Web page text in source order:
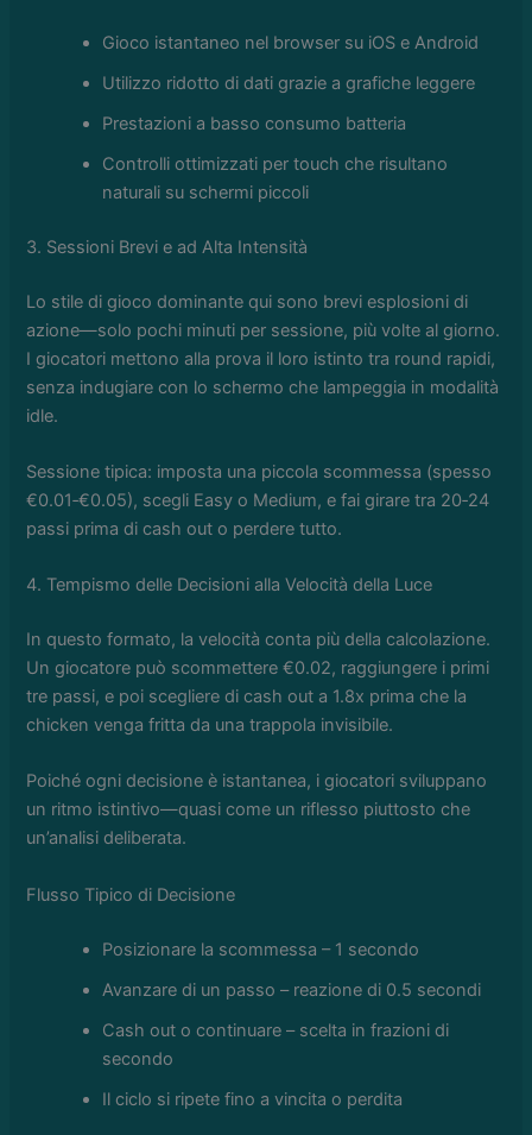
Gioco istantaneo nel browser su iOS e Android
Utilizzo ridotto di dati grazie a grafiche leggere
Prestazioni a basso consumo batteria
Controlli ottimizzati per touch che risultano
naturali su schermi piccoli
3. Sessioni Brevi e ad Alta Intensità
Lo stile di gioco dominante qui sono brevi esplosioni di
azione—solo pochi minuti per sessione, più volte al giorno.
I giocatori mettono alla prova il loro istinto tra round rapidi,
senza indugiare con lo schermo che lampeggia in modalità
idle.
Sessione tipica: imposta una piccola scommessa (spesso
€0.01‑€0.05), scegli Easy o Medium, e fai girare tra 20‑24
passi prima di cash out o perdere tutto.
4. Tempismo delle Decisioni alla Velocità della Luce
In questo formato, la velocità conta più della calcolazione.
Un giocatore può scommettere €0.02, raggiungere i primi
tre passi, e poi scegliere di cash out a 1.8x prima che la
chicken venga fritta da una trappola invisibile.
Poiché ogni decisione è istantanea, i giocatori sviluppano
un ritmo istintivo—quasi come un riflesso piuttosto che
un’analisi deliberata.
Flusso Tipico di Decisione
Posizionare la scommessa – 1 secondo
Avanzare di un passo – reazione di 0.5 secondi
Cash out o continuare – scelta in frazioni di
secondo
Il ciclo si ripete fino a vincita o perdita